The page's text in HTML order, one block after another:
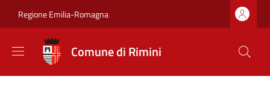
Regione Emilia-Romagna
Comune di Rimini